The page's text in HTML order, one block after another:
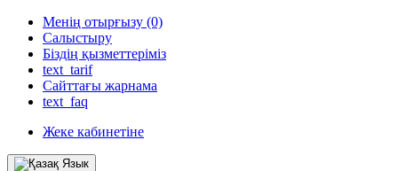
Менің отырғызу (0)
Салыстыру
Біздің қызметтеріміз
text_tarif
Сайттағы жарнама
text_faq
Жеке кабинетіне
Язык